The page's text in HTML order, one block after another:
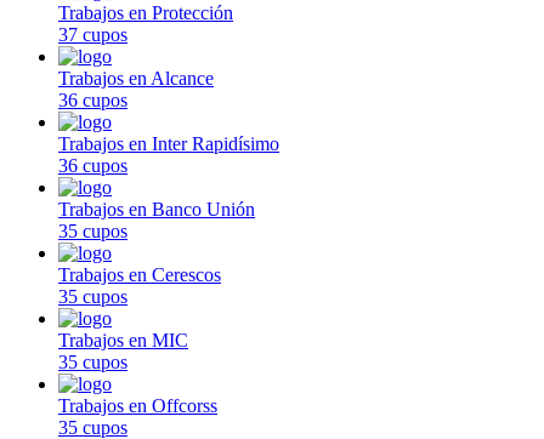
Trabajos en Protección
37 cupos
Trabajos en Alcance
36 cupos
Trabajos en Inter Rapidísimo
36 cupos
Trabajos en Banco Unión
35 cupos
Trabajos en Cerescos
35 cupos
Trabajos en MIC
35 cupos
Trabajos en Offcorss
35 cupos